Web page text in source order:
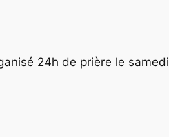
24h de prière le samedi